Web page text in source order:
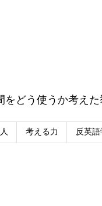
どう使うか考え
考える力 反英語